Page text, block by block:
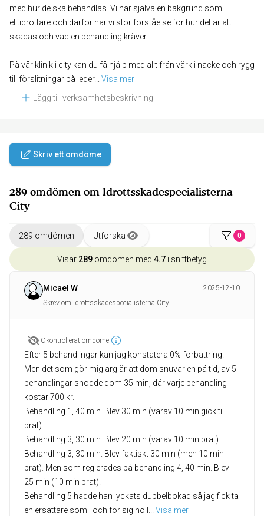
med hur de ska behandlas. Vi har själva en bakgrund som
elitidrottare och därför har vi stor förståelse för hur det är att
skadas och vad en behandling kräver.
På vår klinik i city kan du få hjälp med allt från värk i nacke och rygg
till förslitningar på leder... Visa mer
Lägg till verksamhetsbeskrivning
Skriv ett omdöme
289 omdömen om Idrottsskadespecialisterna
City
289 omdömen Utforska 0
Visar 289 omdömen med 4.7 i snittbetyg
Micael W
2025-12-10
Skrev om Idrottsskadespecialisterna City
Okontrollerat omdöme
Efter 5 behandlingar kan jag konstatera 0% förbättring.
Men det som gör mig arg är att dom snuvar en på tid, av 5
behandlingar snodde dom 35 min, där varje behandling
kostar 700 kr.
Behandling 1, 40 min. Blev 30 min (varav 10 min gick till
prat).
Behandling 3, 30 min. Blev 20 min (varav 10 min prat).
Behandling 3, 30 min. Blev faktiskt 30 min (men 10 min
prat). Men som reglerades på behandling 4, 40 min. Blev
25 min (10 min prat).
Behandling 5 hadde han lyckats dubbelbokad så jag fick ta
en ersättare som i och för sig höll ... Visa mer